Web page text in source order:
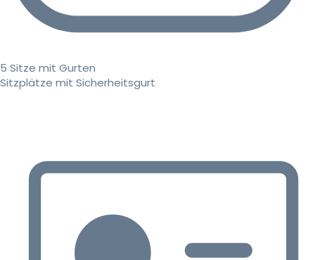
5 Sitze mit Gurten
Sitzplätze mit Sicherheitsgurt